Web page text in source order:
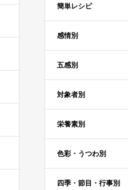
簡単レシピ
感情別
五感別
対象者別
栄養素別
色彩・うつわ別
四季・節目・行事別